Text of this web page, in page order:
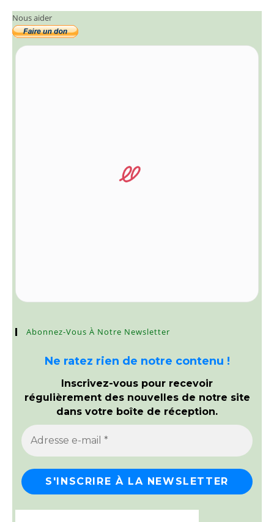
Nous aider
Abonnez-Vous À Notre Newsletter
Ne ratez rien de notre contenu !
Inscrivez-vous pour recevoir
régulièrement des nouvelles de notre site
dans votre boîte de réception.